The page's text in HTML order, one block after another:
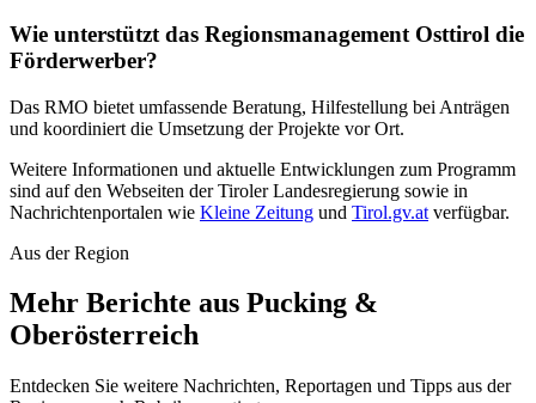
Wie unterstützt das Regionsmanagement Osttirol die
Förderwerber?
Das RMO bietet umfassende Beratung, Hilfestellung bei Anträgen
und koordiniert die Umsetzung der Projekte vor Ort.
Weitere Informationen und aktuelle Entwicklungen zum Programm
sind auf den Webseiten der Tiroler Landesregierung sowie in
Nachrichtenportalen wie Kleine Zeitung und Tirol.gv.at verfügbar.
Aus der Region
Mehr Berichte aus Pucking &
Oberösterreich
Entdecken Sie weitere Nachrichten, Reportagen und Tipps aus der